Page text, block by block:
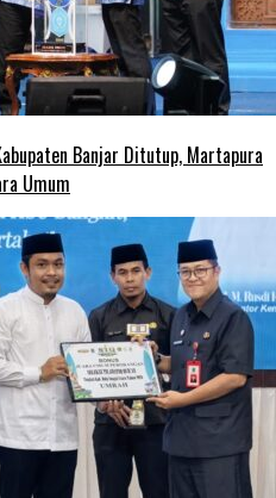
Banjar Ditutup, Martapura
Umum